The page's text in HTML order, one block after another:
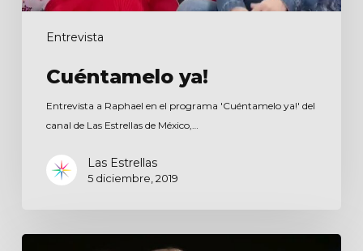
Entrevista
Cuéntamelo ya!
Entrevista a Raphael en el programa 'Cuéntamelo ya!' del
canal de Las Estrellas de México,…
Las Estrellas
5 diciembre, 2019
Inimitables